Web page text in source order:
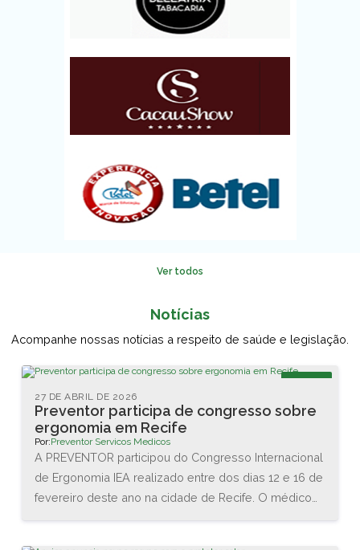
Ver todos
Notícias
Acompanhe nossas notícias a respeito de saúde e legislação.
Preventor participa de congresso sobre
ergonomia em Recife
27 DE ABRIL DE 2026
Por:Preventor Servicos Medicos
A PREVENTOR participou do Congresso Internacional
de Ergonomia IEA realizado entre dos dias 12 e 16 de
fevereiro deste ano na cidade de Recife. O médico